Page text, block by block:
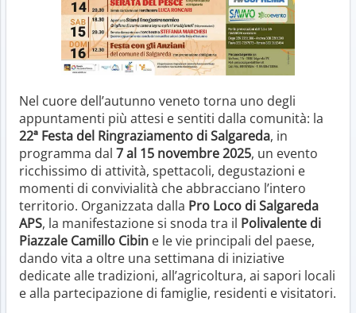
Nel cuore dell’autunno veneto torna uno degli
appuntamenti più attesi e sentiti dalla comunità: la
22ª Festa del Ringraziamento di Salgareda, in
programma dal 7 al 15 novembre 2025, un evento
ricchissimo di attività, spettacoli, degustazioni e
momenti di convivialità che abbracciano l’intero
territorio. Organizzata dalla Pro Loco di Salgareda
APS, la manifestazione si snoda tra il Polivalente di
Piazzale Camillo Cibin e le vie principali del paese,
dando vita a oltre una settimana di iniziative
dedicate alle tradizioni, all’agricoltura, ai sapori locali
e alla partecipazione di famiglie, residenti e visitatori.